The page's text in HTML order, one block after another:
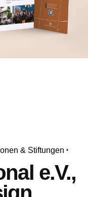
& Stiftungen
e.V.,